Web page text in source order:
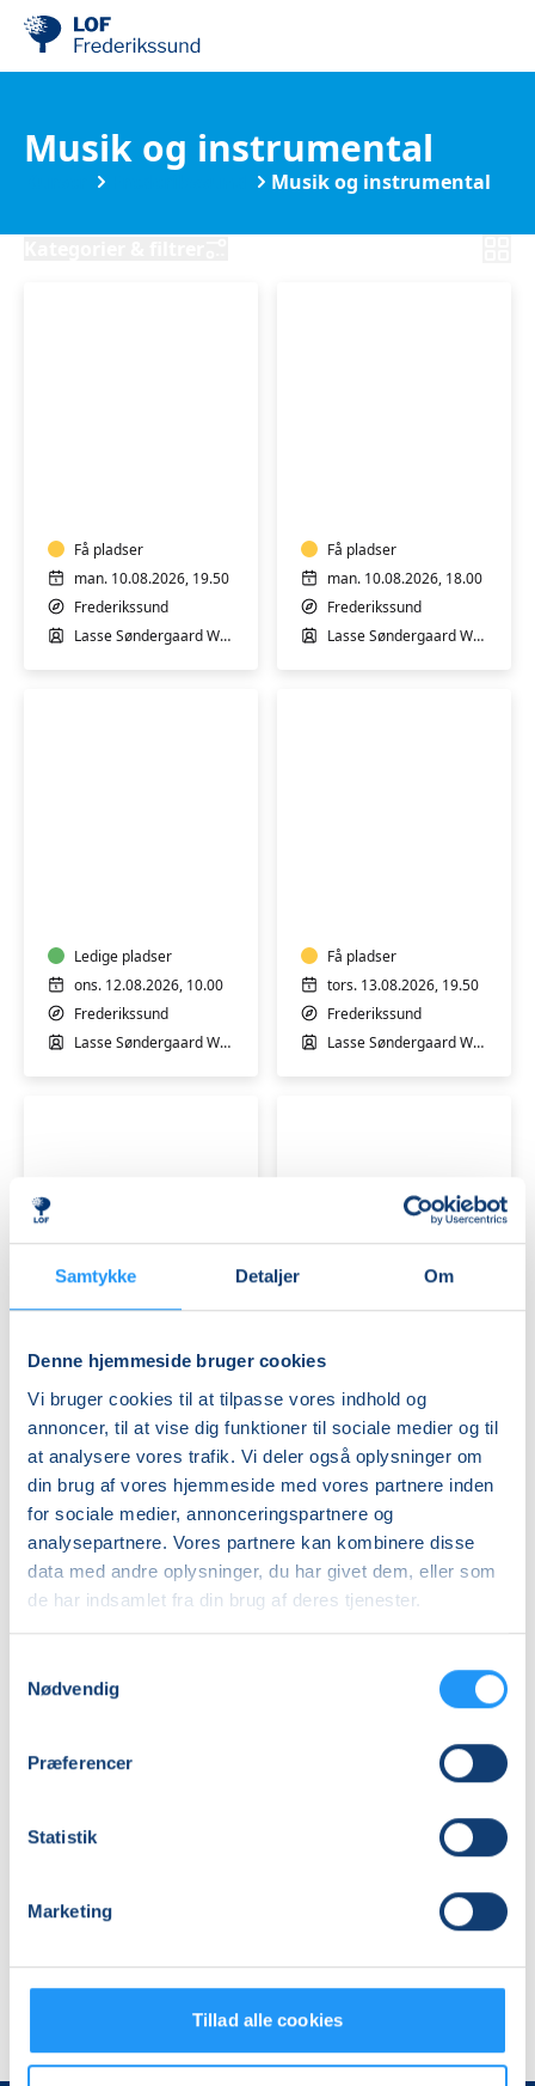
Samtykke Detaljer Om
Denne hjemmeside bruger cookies
Vi bruger cookies til at tilpasse vores indhold og
annoncer, til at vise dig funktioner til sociale medier og til
at analysere vores trafik. Vi deler også oplysninger om
din brug af vores hjemmeside med vores partnere inden
for sociale medier, annonceringspartnere og
analysepartnere. Vores partnere kan kombinere disse
data med andre oplysninger, du har givet dem, eller som
de har indsamlet fra din brug af deres tjenester.
Nødvendig
Præferencer
Statistik
Marketing
Tillad alle cookies
Musik og instrumental
Musik og instrumental
Få pladser
man. 10.08.2026, 19.50
Frederikssund
Lasse Søndergaard Wahlgren
Få pladser
man. 10.08.2026, 18.00
Frederikssund
Lasse Søndergaard Wahlgren
Ledige pladser
ons. 12.08.2026, 10.00
Frederikssund
Lasse Søndergaard Wahlgren
Få pladser
tors. 13.08.2026, 19.50
Frederikssund
Lasse Søndergaard Wahlgren
Guitar
for
letøvede
Få pladser
tors. 13.08.2026, 18.00
Frederikssund
Lasse Søndergaard Wahlgren
Kvindekoret
ons. 02.09.2026, 18.30
Frederikssund
Freja Amalie Broszka
Klaver
-
og
øvede
Venteliste
Frederikssund